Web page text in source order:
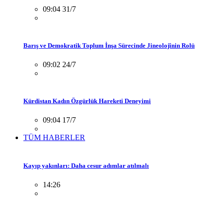
09:04 31/7
Barış ve Demokratik Toplum İnşa Sürecinde Jineolojînin Rolü
09:02 24/7
Kürdistan Kadın Özgürlük Hareketi Deneyimi
09:04 17/7
TÜM HABERLER
Kayıp yakınları: Daha cesur adımlar atılmalı
14:26